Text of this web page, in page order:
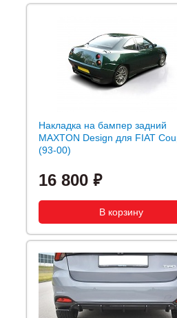
Накладка на бампер задний
MAXTON Design для FIAT
(93-00)
16 800